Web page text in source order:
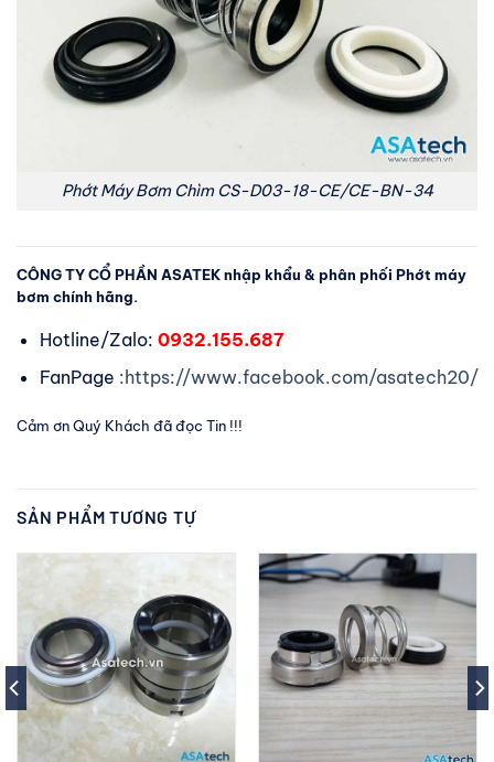
Phớt Máy Bơm Chìm CS-D03-18-CE/CE-BN-34
CÔNG TY CỔ PHẦN ASATEK nhập khẩu & phân phối Phớt máy
bơm chính hãng.
Hotline/Zalo: 0932.155.687
FanPage :https://www.facebook.com/asatech20/
Cảm ơn Quý Khách đã đọc Tin !!!
SẢN PHẨM TƯƠNG TỰ